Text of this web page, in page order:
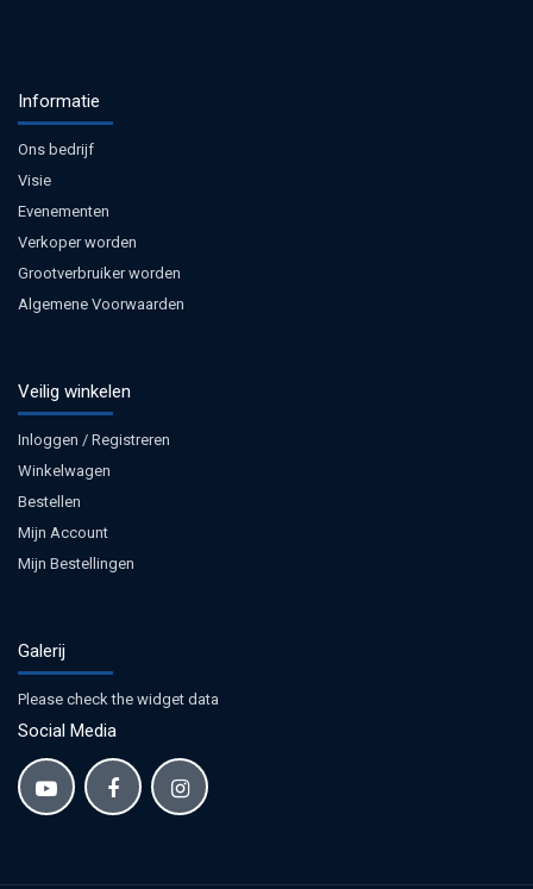
Informatie
Ons bedrijf
Visie
Evenementen
Verkoper worden
Grootverbruiker worden
Algemene Voorwaarden
Veilig winkelen
Inloggen / Registreren
Winkelwagen
Bestellen
Mijn Account
Mijn Bestellingen
Galerij
Please check the widget data
Social Media